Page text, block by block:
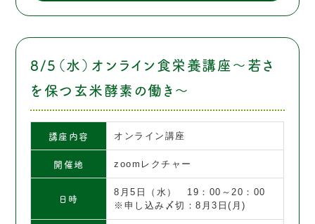
8/5（水）オンライン食栄養講座～若さ
を保つ玄米酵素の働き～
講座内容 オンライン講座
開催地 zoomレクチャー
日時
8月5日（水） 19：00～20：00
※申し込み〆切：8月3日(月)